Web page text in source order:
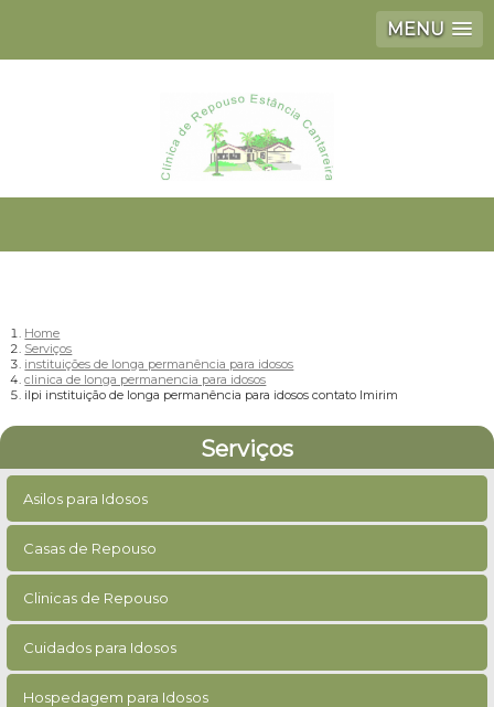
MENU
Home
Serviços
instituições de longa permanência para idosos
clinica de longa permanencia para idosos
ilpi instituição de longa permanência para idosos contato Imirim
Serviços
Asilos para Idosos
Casas de Repouso
Clinicas de Repouso
Cuidados para Idosos
Hospedagem para Idosos